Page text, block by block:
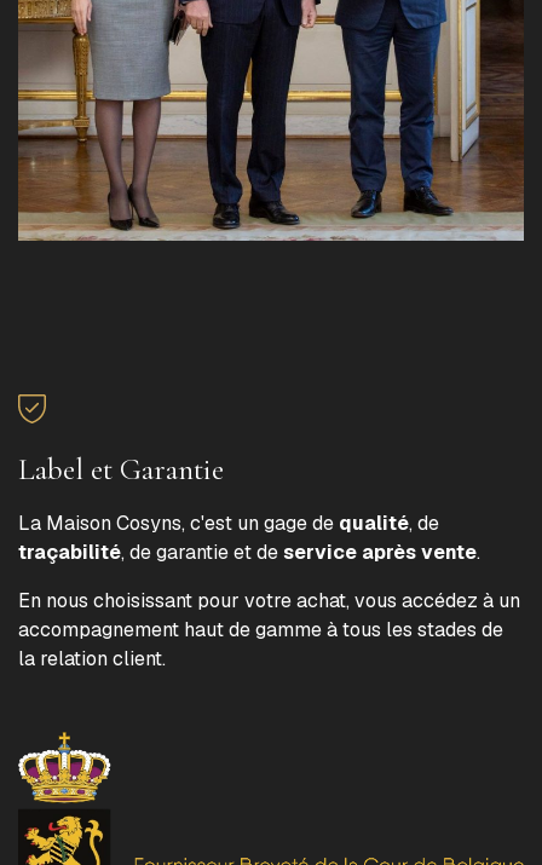
Label et Garantie
La Maison Cosyns, c'est un gage de qualité, de
traçabilité, de garantie et deservice après vente.
En nous choisissant pour votre achat, vous accédez à un
accompagnement haut de gamme à tous les stades de
la relation client.